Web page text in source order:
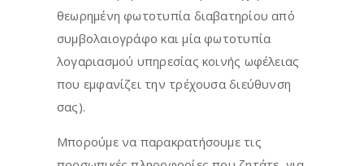
θεωρημένη φωτοτυπία διαβατηρίου από
συμβολαιογράφο και μία φωτοτυπία
λογαριασμού υπηρεσίας κοινής ωφέλειας
που εμφανίζει την τρέχουσα διεύθυνση
σας).
Μπορούμε να παρακρατήσουμε τις